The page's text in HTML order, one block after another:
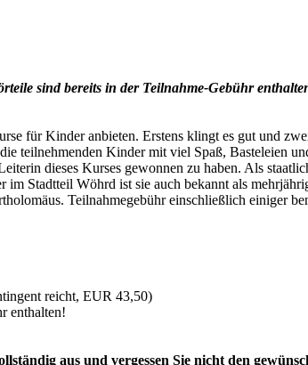
sind bereits in der Teilnahme-Gebühr
für Kinder anbieten. Erstens klingt es gut und
teilnehmenden Kinder mit viel Spaß, Basteleien
dieses Kurses gewonnen zu haben. Als
Stadtteil Wöhrd ist sie auch bekannt als
Teilnahmegebühr einschließlich einiger
reicht, EUR 43,50)
enthalten!
aus und vergessen Sie nicht den